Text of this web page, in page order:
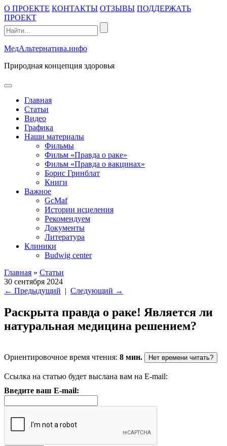
Промотать
к
содержимому
О ПРОЕКТЕ КОНТАКТЫ ОТЗЫВЫ ПОДДЕРЖАТЬ
ПРОЕКТ
МедАльтернатива.инфо
Природная концепция здоровья
открыть
Главная
Статьи
Видео
Графика
Наши материалы
Фильмы
Фильм «Правда о раке»
Фильм «Правда о вакцинах»
Борис Гринблат
Книги
Важное
GcMaf
Истории исцеления
Рекомендуем
Документы
Литература
Клиники
Budwig center
Главная » Статьи
30 сентября 2024
← Предыдущий | Следующий →
Раскрыта правда о раке! Является ли
натуральная медицина решением?
Ориентировочное время чтения: 8 мин. Нет времени читать?
Ссылка на статью будет выслана вам на E-mail:
Введите ваш E-mail: